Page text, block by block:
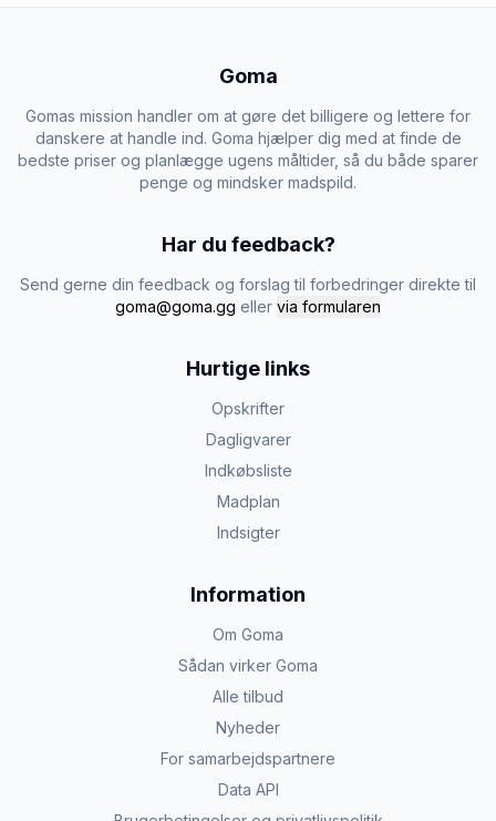
Goma
Gomas mission handler om at gøre det billigere og lettere for
danskere at handle ind. Goma hjælper dig med at finde de
bedste priser og planlægge ugens måltider, så du både sparer
penge og mindsker madspild.
Har du feedback?
Send gerne din feedback og forslag til forbedringer direkte til
goma@goma.gg eller via formularen
Hurtige links
Opskrifter
Dagligvarer
Indkøbsliste
Madplan
Indsigter
Information
Om Goma
Sådan virker Goma
Alle tilbud
Nyheder
For samarbejdspartnere
Data API